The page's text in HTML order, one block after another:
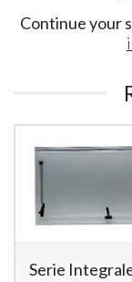
Continue your
Serie